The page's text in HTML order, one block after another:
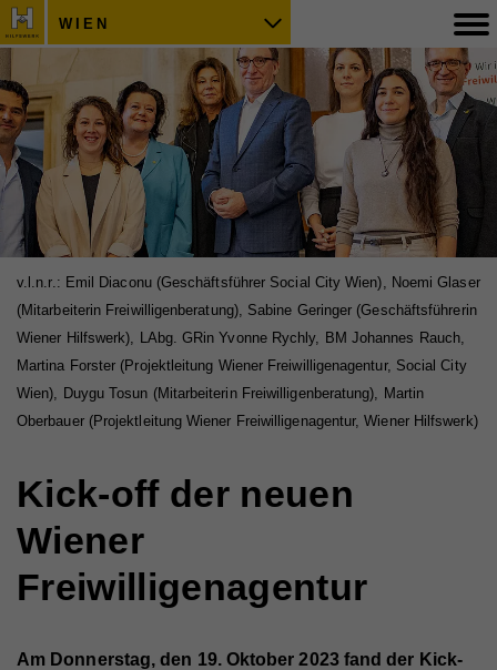
WIEN
v.l.n.r.: Emil Diaconu (Geschäftsführer Social City Wien), Noemi Glaser
(Mitarbeiterin Freiwilligenberatung), Sabine Geringer (Geschäftsführerin
Wiener Hilfswerk), LAbg. GRin Yvonne Rychly, BM Johannes Rauch,
Martina Forster (Projektleitung Wiener Freiwilligenagentur, Social City
Wien), Duygu Tosun (Mitarbeiterin Freiwilligenberatung), Martin
Oberbauer (Projektleitung Wiener Freiwilligenagentur, Wiener Hilfswerk)
Kick-off der neuen
Wiener
Freiwilligenagentur
Am Donnerstag, den 19. Oktober 2023 fand der Kick-